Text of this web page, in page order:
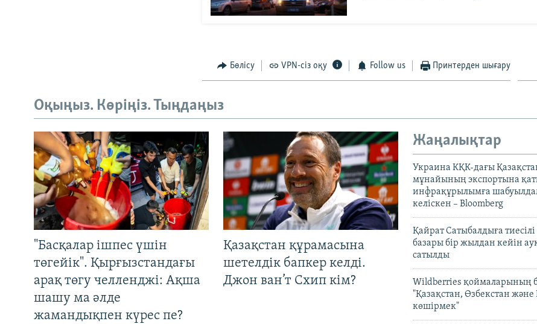
Бөлісу VPN-сіз оқу Follow us Принтерден шығару
Оқыңыз. Көріңіз. Тыңдаңыз
"Басқалар ішпес үшін
төгейік". Қырғызстандағы
арақ төгу челленджі: Ақша
шашу ма әлде
жамандықпен күрес пе?
Қазақстан құрамасына
шетелдік бапкер келді.
Джон ван’т Схип кім?
Жаңалықтар
Украина КҚК-дағы
мұнайының экспортына
инфрақұрылымға
келіскен – Bloomberg
Қайрат Сатыбалдыға тиесілі
базары бір жылдан кейін
сатылды
Wildberries қоймаларының
"Қазақстан, Өзбекстан және
көшірмек"